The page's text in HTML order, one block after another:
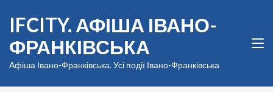
вмісту
(натисніть
Enter)
IFCITY. АФІША ІВАНО-
ФРАНКІВСЬКА
Афіша Івано-Франківська. Усі події Івано-Франківська